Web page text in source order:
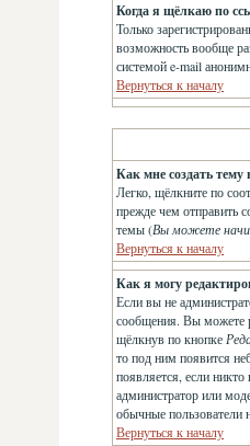
Когда я щёлкаю по
Только
возможность вообще
системой e-mail
Вернуться к началу
Как мне создать тему
Легко, щёлкните по
прежде чем отправить
темы (Вы можете
Вернуться к началу
Как я могу
Если вы не
сообщения. Вы можете
щёлкнув по кнопке
то под ним появится
появляется, если
администратор или
обычные пользователи
Вернуться к началу